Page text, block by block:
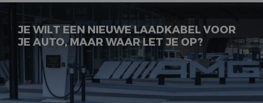
JE WILT EEN NIEUWE LAADKABEL VOOR
JE AUTO, MAAR WAAR LET JE OP?